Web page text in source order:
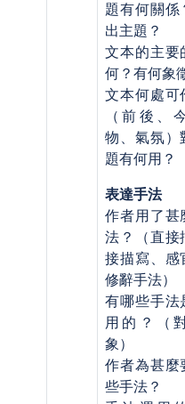
題有何關係
出主題？
文本的主要
何？有何象
文本何處可
（前後、
物、氣氛）
題有何用？
表達手法
作者用了甚
法？（直接
接描寫、感
修辭手法）
有哪些手法
用的？（
象）
作者為甚麼
些手法？